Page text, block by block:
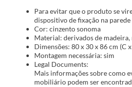
Para evitar que o produto se
dispositivo de fixação na
Cor: cinzento sonoma
Material: derivados de madeira,
Dimensões: 80 x 30 x 86 cm (C
Montagem necessária: sim
Legal Documents:
Mais informações sobre como
mobiliário podem ser